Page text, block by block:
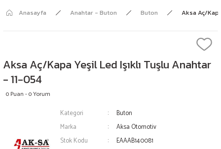
Anasayfa Anahtar - Buton Buton Aksa Aç/
Aksa Aç/Kapa Yeşil Led Işıklı Tuşlu Anahtar
- 11-054
0 Puan - 0 Yorum
Kategori
Buton
Marka
Aksa Otomotiv
Stok Kodu
EAAAB140081